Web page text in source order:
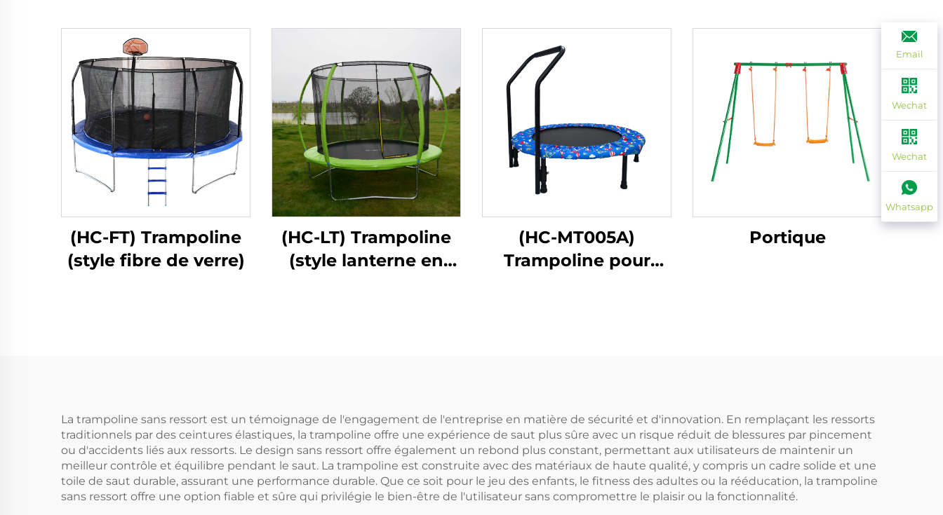
(HC-FT) Trampoline
(style fibre de verre)
(HC-LT) Trampoline
(style lanterne en
(HC-MT005A)
Trampoline pour
Portique
La trampoline sans ressort est un témoignage de l'engagement de l'entreprise en matière de sécurité et d'innovation. En remplaçant les ressorts
traditionnels par des ceintures élastiques, la trampoline offre une expérience de saut plus sûre avec un risque réduit de blessures par pincement
ou d'accidents liés aux ressorts. Le design sans ressort offre également un rebond plus constant, permettant aux utilisateurs de maintenir un
meilleur contrôle et équilibre pendant le saut. La trampoline est construite avec des matériaux de haute qualité, y compris un cadre solide et une
toile de saut durable, assurant une performance durable. Que ce soit pour le jeu des enfants, le fitness des adultes ou la rééducation, la trampoline
sans ressort offre une option fiable et sûre qui privilégie le bien-être de l'utilisateur sans compromettre le plaisir ou la fonctionnalité.
Email
Wechat
Wechat
Whatsapp